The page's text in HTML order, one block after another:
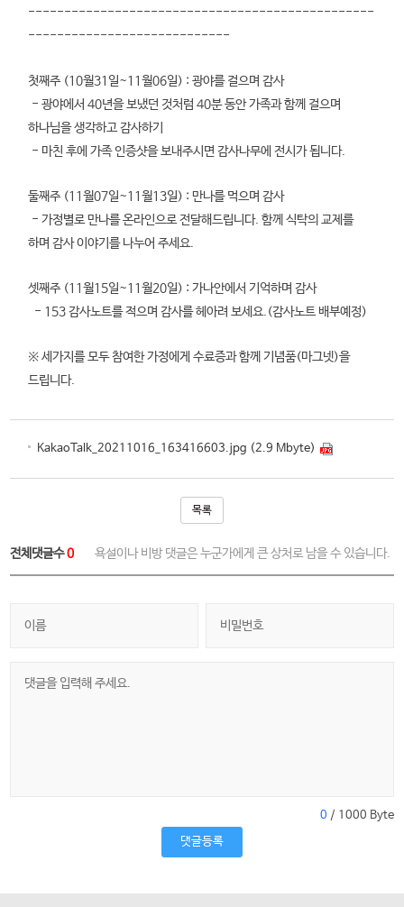
------------------------------------------------
----------------------------
첫째주 (10월31일~11월06일) : 광야를 걸으며 감사
- 광야에서 40년을 보냈던 것처럼 40분 동안 가족과 함께 걸으며
하나님을 생각하고 감사하기
- 마친 후에 가족 인증샷을 보내주시면 감사나무에 전시가 됩니다.
둘째주 (11월07일~11월13일) : 만나를 먹으며 감사
- 가정별로 만나를 온라인으로 전달해드립니다. 함께 식탁의 교제를
하며 감사 이야기를 나누어 주세요.
셋째주 (11월15일~11월20일) : 가나안에서 기억하며 감사
- 153 감사노트를 적으며 감사를 헤아려 보세요.(감사노트 배부예정)
※ 세가지를 모두 참여한 가정에게 수료증과 함께 기념품(마그넷)을
드립니다.
KakaoTalk_20211016_163416603.jpg (2.9 Mbyte)
목록
전체댓글수0 욕설이나 비방 댓글은 누군가에게 큰 상처로 남을 수 있습니다.
0 / 1000 Byte
댓글등록